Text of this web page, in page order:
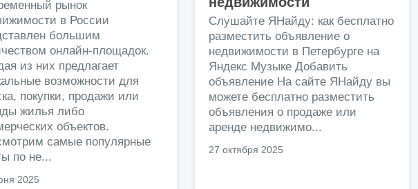
рынок
в России
большим
онлайн-площадок.
из них предлагает
возможности для
покупки, продажи или
жилья либо
объектов.
самые популярные
по не...
2025
Слушайте ЯНайду: как бесплатно
разместить объявление о
недвижимости в Петербурге на
Яндекс Музыке Добавить
объявление На сайте ЯНайду вы
можете бесплатно разместить
объявления о продаже или
аренде недвижимо...
27 октября 2025